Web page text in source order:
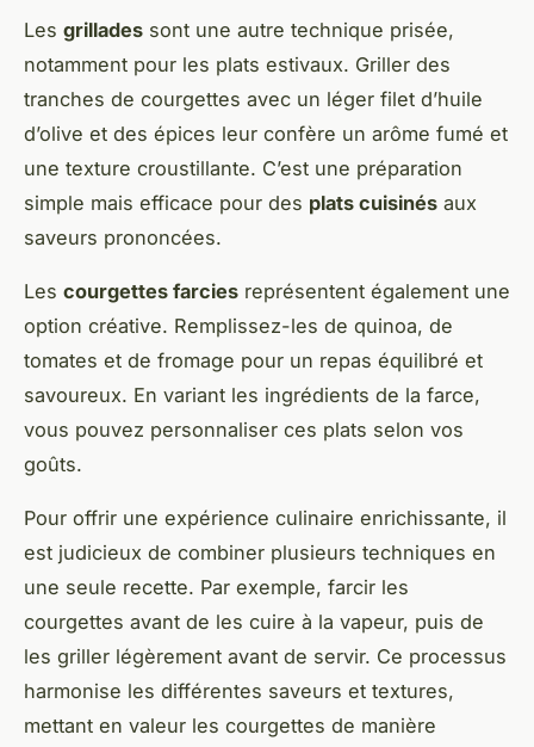
Les grillades sont une autre technique prisée,
notamment pour les plats estivaux. Griller des
tranches de courgettes avec un léger filet d’huile
d’olive et des épices leur confère un arôme fumé et
une texture croustillante. C’est une préparation
simple mais efficace pour des plats cuisinés aux
saveurs prononcées.
Les courgettes farcies représentent également une
option créative. Remplissez-les de quinoa, de
tomates et de fromage pour un repas équilibré et
savoureux. En variant les ingrédients de la farce,
vous pouvez personnaliser ces plats selon vos
goûts.
Pour offrir une expérience culinaire enrichissante, il
est judicieux de combiner plusieurs techniques en
une seule recette. Par exemple, farcir les
courgettes avant de les cuire à la vapeur, puis de
les griller légèrement avant de servir. Ce processus
harmonise les différentes saveurs et textures,
mettant en valeur les courgettes de manière